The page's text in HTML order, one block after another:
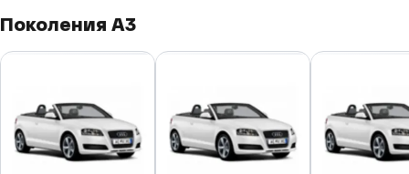
Поколения A3